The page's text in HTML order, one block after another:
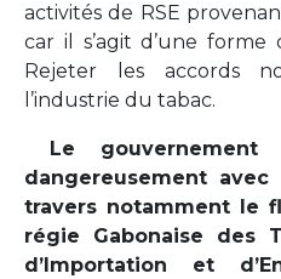
activités de RSE
car il s’agit d’une
Rejeter les accords
l’industrie du tabac.
Le gouvernement
dangereusement
travers notamment le
régie Gabonaise des
d’Importation et